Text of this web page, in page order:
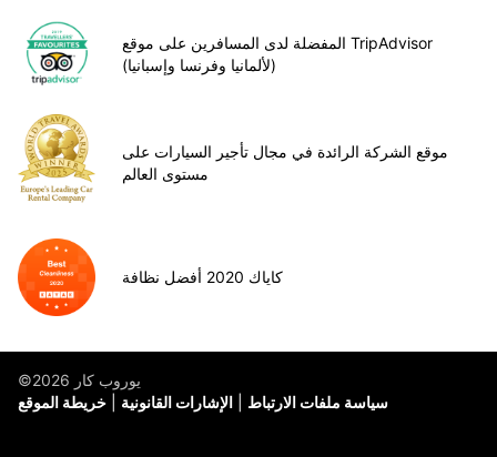
المفضلة لدى المسافرين على موقع TripAdvisor
(لألمانيا وفرنسا وإسبانيا)
موقع الشركة الرائدة في مجال تأجير السيارات على
مستوى العالم
كاياك 2020 أفضل نظافة
©يوروب كار 2026
خريطة الموقع
الإشارات القانونية سياسة ملفات الارتباط